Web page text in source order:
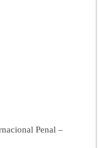
Penal –